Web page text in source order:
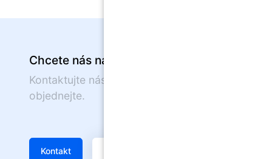
Chcete nás navštívit?
Kontaktujte nás nebo se on-line
objednejte.
Kontakt